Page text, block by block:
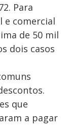
Para
e comercial
de 50 mil
dois casos
que
a pagar